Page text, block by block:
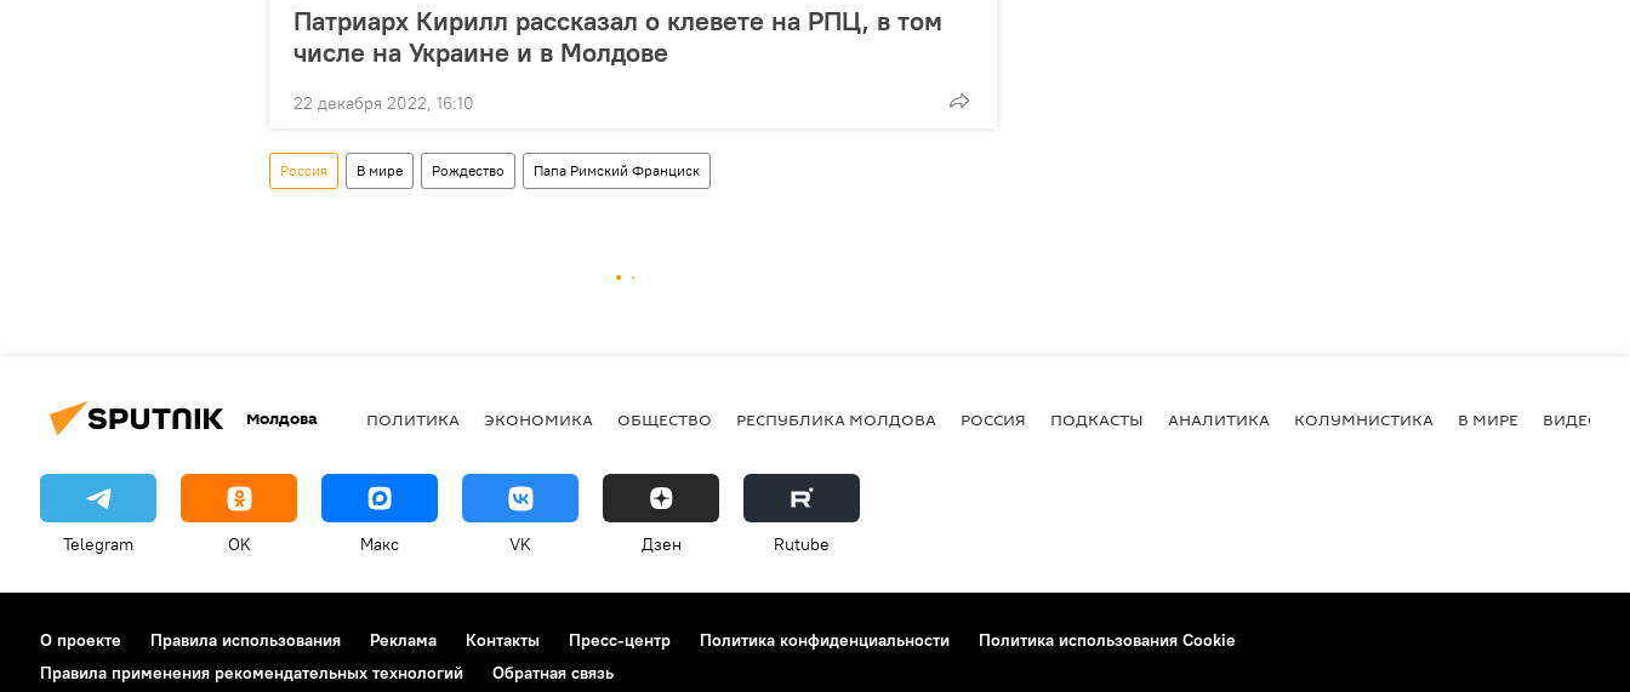
Патриарх Кирилл рассказал о клевете на РПЦ, в том
числе на Украине и в Молдове
22 декабря 2022, 16:10
Россия В мире Рождество Папа Римский Франциск
Молдова ПОЛИТИКА ЭКОНОМИКА ОБЩЕСТВО РЕСПУБЛИКА МОЛДОВА РОССИЯ ПОДКАСТЫ АНАЛИТИКА КОЛУМНИСТИКА В МИРЕ ВИДЕО
Telegram OK Макс VK Дзен Rutube
О проекте Правила использования Реклама Контакты Пресс-центр Политика конфиденциальности
Политика использования Cookie
Правила применения рекомендательных технологий
Обратная связь